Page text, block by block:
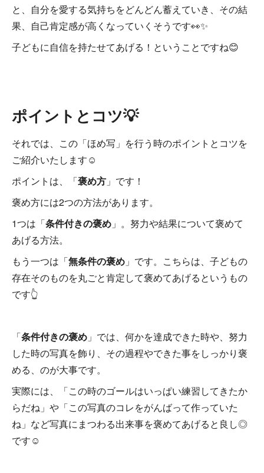
と、自分を愛する気持ちをどんどん蓄えていき、その結
果、自己肯定感が高くなっていくそうです👀✨
子どもに自信を持たせてあげる！ということですね😊
ポイントとコツ💡
それでは、この「ほめ写」を行う時のポイントとコツを
ご紹介いたします☺
ポイントは、「褒め方 」です！
褒め方には2つの方法があります。
1つは「条件付きの褒め 」。努力や結果について褒めて
あげる方法。
もう一つは「無条件の褒め 」です。こちらは、子どもの
存在そのものを丸ごと肯定して褒めてあげるというもの
です👆
「条件付きの褒め 」では、何かを達成できた時や、努力
した時の写真を飾り、その過程やできた事をしっかり褒
める、のが大事です。
実際には、「この時のゴールはいっぱい練習してきたか
らだね」や「この写真のコレをがんばって作っていた
ね」など写真にまつわる出来事を褒めてあげると良し◎
です☺